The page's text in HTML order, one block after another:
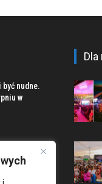
nudne.
w
eventu